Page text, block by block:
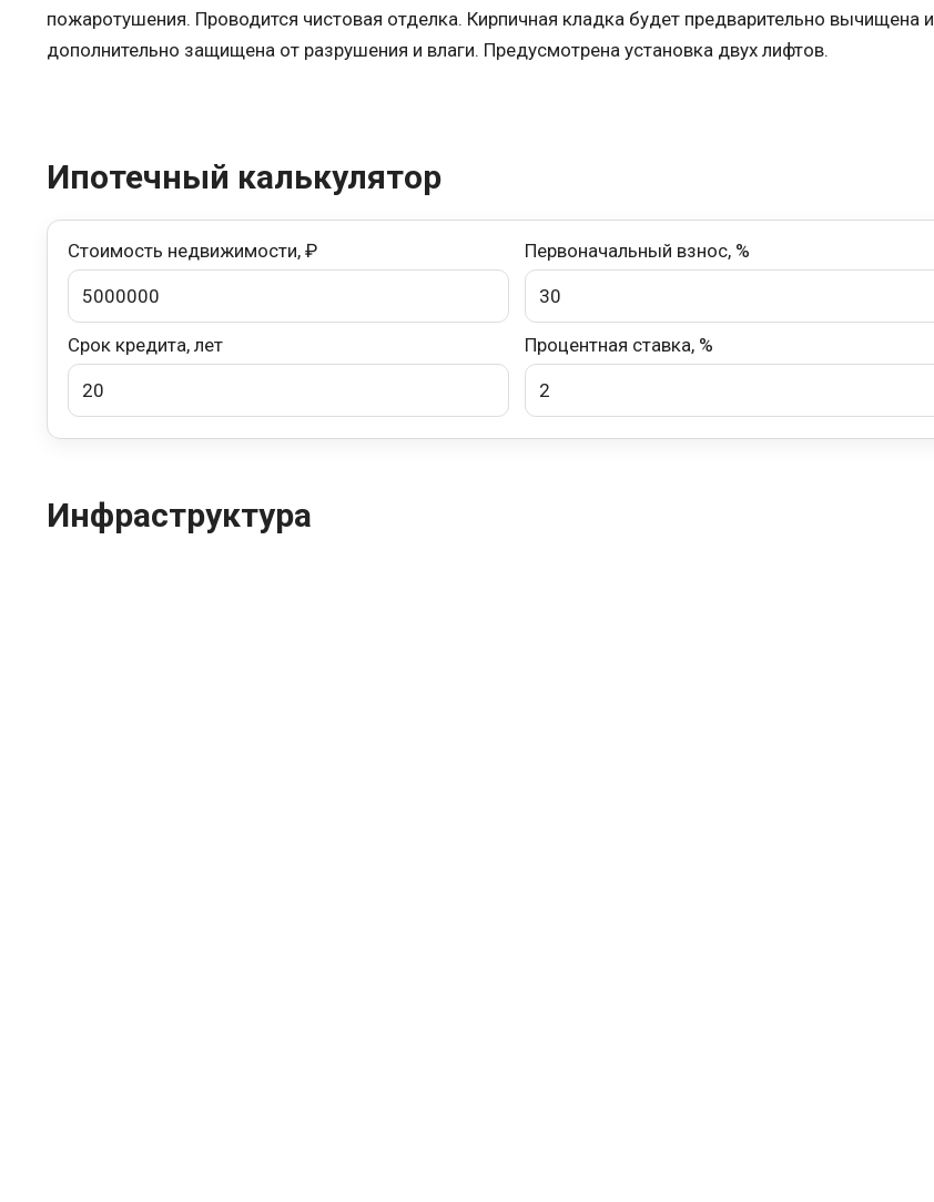
пожаротушения. Проводится чистовая отделка. Кирпичная кладка будет предварительно вычищена и
дополнительно защищена от разрушения и влаги. Предусмотрена установка двух лифтов.
Ипотечный калькулятор
Стоимость недвижимости, ₽ Первоначальный взнос, %
Срок кредита, лет Процентная ставка, %
Инфраструктура